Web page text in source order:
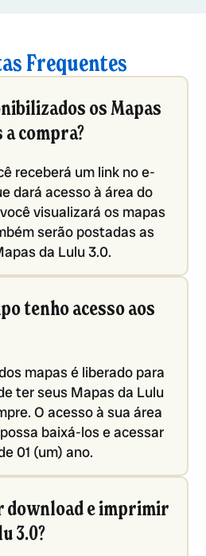
Frequentes
os Mapas
a compra?
receberá um link no e-
dará acesso à área do
visualizará os mapas
serão postadas as
da Lulu 3.0.
tenho acesso aos
mapas é liberado para
ter seus Mapas da Lulu
O acesso à sua área
baixá-los e acessar
01 (um) ano.
download e imprimir
3.0?